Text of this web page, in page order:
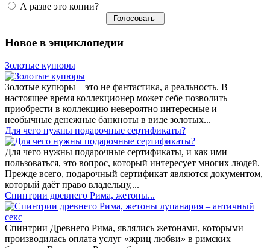
А разве это копии?
Новое в энциклопедии
Золотые купюры
Золотые купюры – это не фантастика, а реальность. В
настоящее время коллекционер может себе позволить
приобрести в коллекцию невероятно интересные и
необычные денежные банкноты в виде золотых...
​Для чего нужны подарочные сертификаты?
Для чего нужны подарочные сертификаты, и как ими
пользоваться, это вопрос, который интересует многих людей.
Прежде всего, подарочный сертификат являются документом,
который даёт право владельцу,...
Спинтрии древнего Рима, жетоны...
Спинтрии Древнего Рима, являлись жетонами, которыми
производилась оплата услуг «жриц любви» в римских